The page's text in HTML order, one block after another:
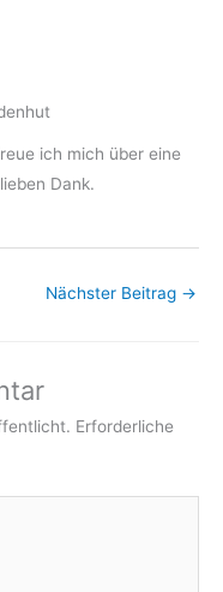
ich mich über eine
Dank.
Nächster Beitrag →
Erforderliche